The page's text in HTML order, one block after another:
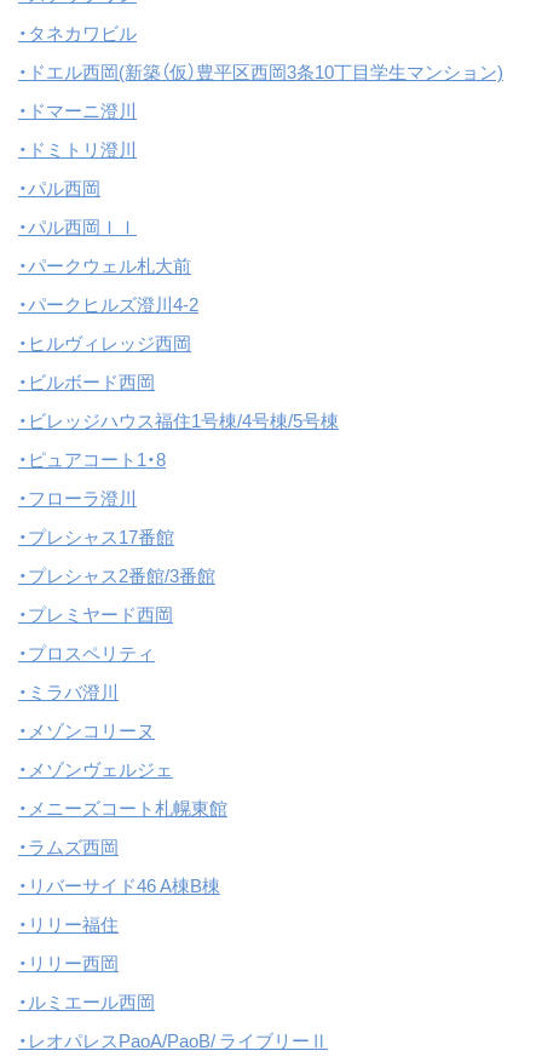
・タネカワビル
・ドエル西岡(新築（仮）豊平区西岡3条10丁目学生マンション)
・ドマーニ澄川
・ドミトリ澄川
・パル西岡
・パル西岡ＩＩ
・パークウェル札大前
・パークヒルズ澄川4-2
・ヒルヴィレッジ西岡
・ビルボード西岡
・ビレッジハウス福住1号棟/4号棟/5号棟
・ピュアコート1・8
・フローラ澄川
・プレシャス17番館
・プレシャス2番館/3番館
・プレミヤード西岡
・プロスペリティ
・ミラバ澄川
・メゾンコリーヌ
・メゾンヴェルジェ
・メニーズコート札幌東館
・ラムズ西岡
・リバーサイド46 A棟B棟
・リリー福住
・リリー西岡
・ルミエール西岡
・レオパレスPaoA/PaoB/ ライブリーⅡ